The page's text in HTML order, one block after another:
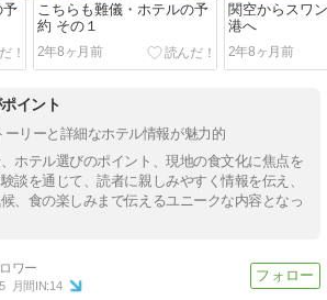
予
こちらも難儀・ホテルの予
約 その１
2年8ヶ月前
関空からスワ
港へ
2年8ヶ月前
イント
ーリーと詳細なホテル情報が魅力的
ホテル選びのポイント、現地の食文化に焦点を
談を通じて、読者に親しみやすく情報を伝え、
、食の楽しみまで伝えるユニークな内容となっ
月間IN:14